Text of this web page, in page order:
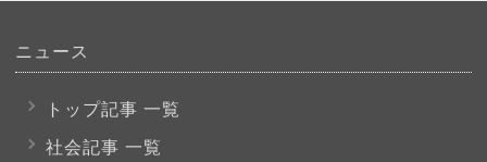
ニュース
トップ記事 一覧
社会記事 一覧